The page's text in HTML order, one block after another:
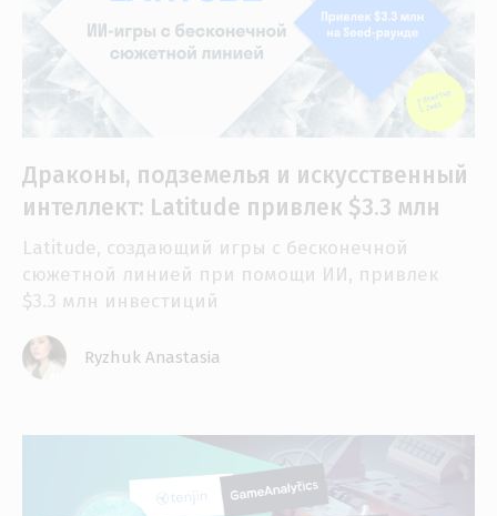
Драконы, подземелья и искусственный
интеллект: Latitude привлек $3.3 млн
Latitude, создающий игры с бесконечной
сюжетной линией при помощи ИИ, привлек
$3.3 млн инвестиций
Ryzhuk Anastasia